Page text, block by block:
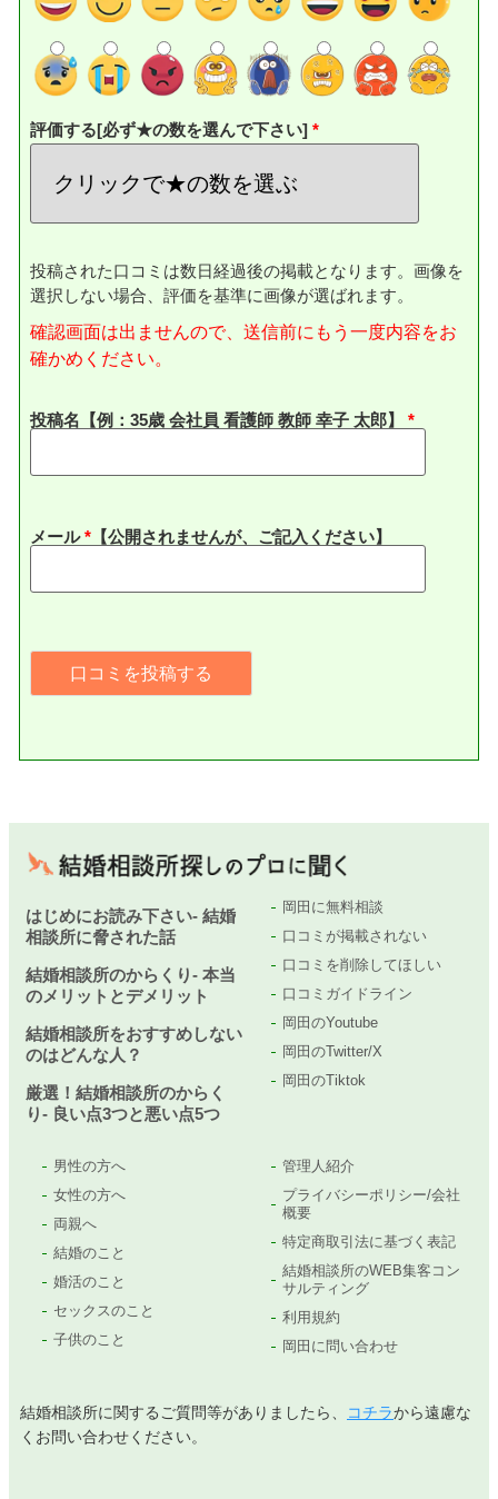
評価する[必ず★の数を選んで下さい]
投稿された口コミは数日経過後の掲載となります。画像を
選択しない場合、評価を基準に画像が選ばれます。
確認画面は出ませんので、送信前にもう一度内容をお
確かめください。
投稿名【例：35歳 会社員 看護師 教師 幸子 太郎】
メール* 【公開されませんが、ご記入ください】
はじめにお読み下さい- 結婚
相談所に脅された話
結婚相談所のからくり- 本当
のメリットとデメリット
結婚相談所をおすすめしない
のはどんな人？
厳選！結婚相談所のからく
り- 良い点3つと悪い点5つ
岡田に無料相談
口コミが掲載されない
口コミを削除してほしい
口コミガイドライン
岡田のYoutube
岡田のTwitter/X
岡田のTiktok
男性の方へ
女性の方へ
両親へ
結婚のこと
婚活のこと
セックスのこと
子供のこと
管理人紹介
プライバシーポリシー/会社
概要
特定商取引法に基づく表記
結婚相談所のWEB集客コン
サルティング
利用規約
岡田に問い合わせ
結婚相談所に関するご質問等がありましたら、 コチラから遠慮な
くお問い合わせください。